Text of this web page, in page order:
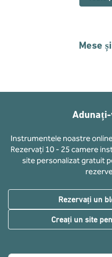
Mese
Instrumentele noastre
Rezervați 10 - 25 camere
site personalizat gratuit
Rezervați un
Creați un site